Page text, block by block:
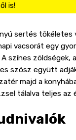
is!
sertés tökéletes
vacsorát egy
színes zöldségek,
szósz együtt
majd a
tálalva teljes az